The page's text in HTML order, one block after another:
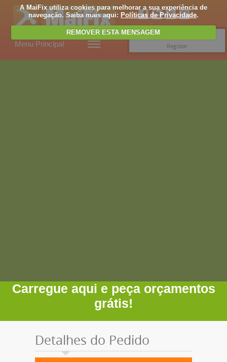
A MaiFix utiliza cookies para melhorar a sua experiência de
navegação. Saiba mais aqui: Políticas de Privacidade.
REMOVER ESTA MENSAGEM
Menu Principal
Registar
Carregue aqui e peça orçamentos
grátis!
Detalhes do Pedido